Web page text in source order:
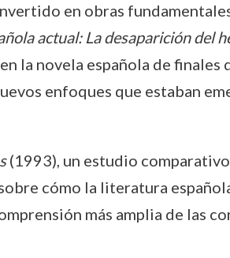
en obras
actual: La desaparición del
la novela española de finales
enfoques que estaban
(1993), un estudio
cómo la literatura
más amplia de las